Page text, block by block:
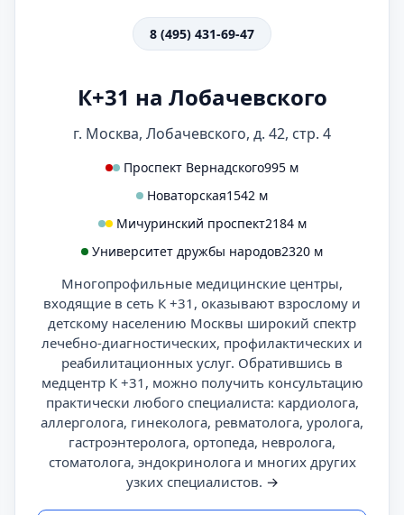
8 (495) 431-69-47
К+31 на Лобачевского
г. Москва, Лобачевского, д. 42, стр. 4
Проспект Вернадского995 м
Новаторская1542 м
Мичуринский проспект2184 м
Университет дружбы народов2320 м
Многопрофильные медицинские центры,
входящие в сеть К +31, оказывают взрослому и
детскому населению Москвы широкий спектр
лечебно-диагностических, профилактических и
реабилитационных услуг. Обратившись в
медцентр К +31, можно получить консультацию
практически любого специалиста: кардиолога,
аллерголога, гинеколога, ревматолога, уролога,
гастроэнтеролога, ортопеда, невролога,
стоматолога, эндокринолога и многих других
узких специалистов. →